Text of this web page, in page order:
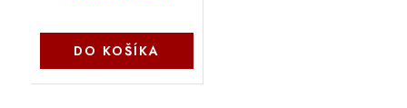
DO KOŠÍKA